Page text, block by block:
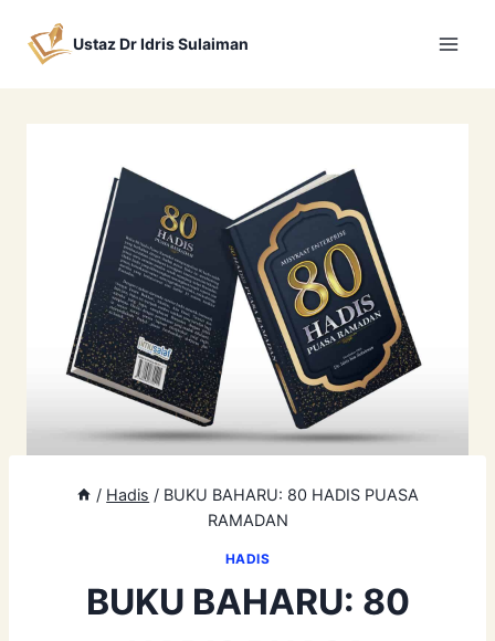
Ustaz Dr Idris Sulaiman
/ Hadis / BUKU BAHARU: 80 HADIS PUASA
RAMADAN
HADIS
BUKU BAHARU: 80